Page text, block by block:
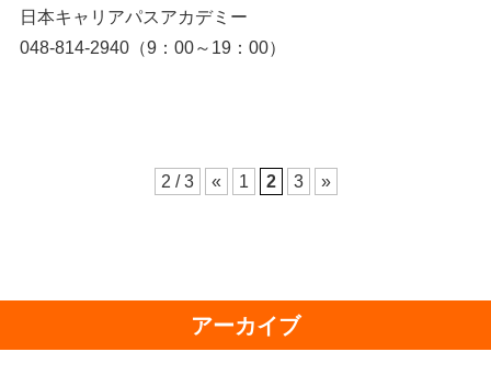
日本キャリアパスアカデミー
048-814-2940（9：00～19：00）
2 / 3 « 1 2 3 »
アーカイブ